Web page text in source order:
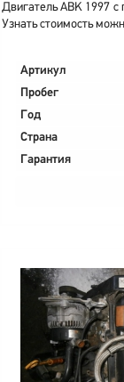
Двигатель ABK 1997 с
Узнать стоимость
Артикул
Пробег
Год
Страна
Гарантия